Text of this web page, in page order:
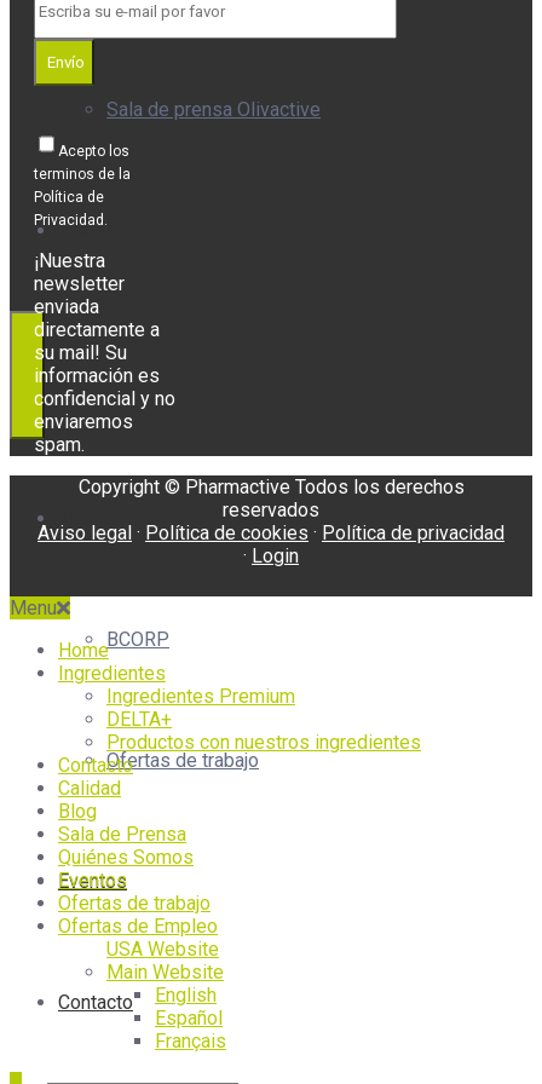
Sala de prensa Olivactive
Premios
BCORP
Ofertas de trabajo
Eventos
Contacto
Envío
Acepto los
terminos de la
Política de
Privacidad.
¡Nuestra
newsletter
enviada
directamente a
su mail! Su
información es
confidencial y no
enviaremos
spam.
Copyright © Pharmactive Todos los derechos
reservados
Aviso legal · Política de cookies · Política de privacidad
· Login
Menu
Home
Ingredientes
Ingredientes Premium
DELTA+
Productos con nuestros ingredientes
Contacto
Calidad
Blog
Sala de Prensa
Quiénes Somos
Eventos
Ofertas de trabajo
Ofertas de Empleo
USA Website
Main Website
English
Español
Français